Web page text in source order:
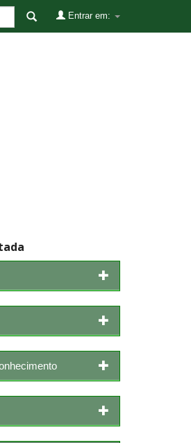
Entrar em: